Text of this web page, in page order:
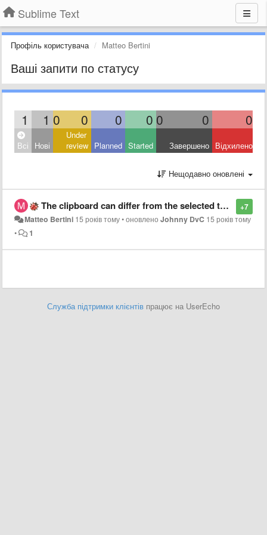
Sublime Text
Профіль користувача Matteo Bertini
Ваші запити по статусу
1 1 0 0 0 0 0 0 0
Всі Нові
Under
review Planned Started Завершено Відхилено
Нещодавно оновлені
+7
The clipboard can differ from the selected text [linux]
Matteo Bertini 15 років тому•оновленоJohnny DvC 15 років тому
•
1
Служба підтримки клієнтів працює на UserEcho